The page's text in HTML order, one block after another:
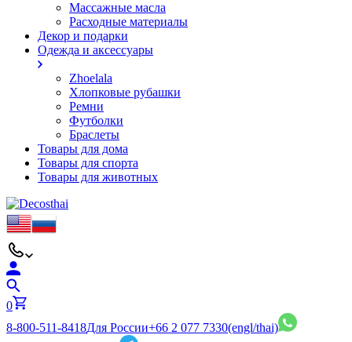
Массажные масла
Расходные материалы
Декор и подарки
Одежда и аксессуары
Zhoelala
Хлопковые рубашки
Ремни
Футболки
Браслеты
Товары для дома
Товары для спорта
Товары для животных
0
8-800-511-8418Для России+66 2 077 7330(engl/thai)